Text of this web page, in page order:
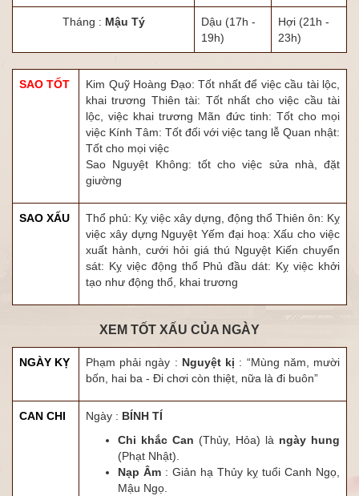
Tháng : Mậu Tý Dậu (17h -
19h)
Hợi (21h -
23h)
SAO TỐT
Kim Quỹ Hoàng Đạo: Tốt nhất để việc cầu tài lộc,
khai trương Thiên tài: Tốt nhất cho việc cầu tài
lộc, việc khai trương Mãn đức tinh: Tốt cho mọi
việc Kính Tâm: Tốt đối với việc tang lễ Quan nhật:
Tốt cho mọi việc
Sao Nguyệt Không: tốt cho việc sửa nhà, đặt
giường
SAO XẤU
Thổ phủ: Kỵ việc xây dựng, động thổ Thiên ôn: Kỵ
việc xây dựng Nguyệt Yếm đại hoạ: Xấu cho việc
xuất hành, cưới hỏi giá thú Nguyệt Kiến chuyển
sát: Kỵ việc động thổ Phủ đầu dát: Kỵ việc khởi
tạo như động thổ, khai trương
XEM TỐT XẤU CỦA NGÀY
NGÀY KỴ Phạm phải ngày : Nguyệt kị : “Mùng năm, mười
bốn, hai ba - Đi chơi còn thiệt, nữa là đi buôn”
CAN CHI Ngày : BÍNH TÍ
Chi khắc Can (Thủy, Hỏa) là ngày hung
(Phạt Nhật).
Nạp Âm : Giản hạ Thủy kỵ tuổi Canh Ngọ,
Mậu Ngọ.